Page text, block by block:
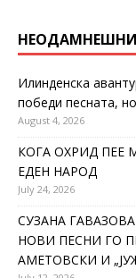
Илинденска
победи песната,
August 4, 2026
КОГА ОХРИД ПЕЕ
ЕДЕН НАРОД
July 24, 2026
СУЗАНА
НОВИ ПЕСНИ ГО
АМЕТОВСКИ И